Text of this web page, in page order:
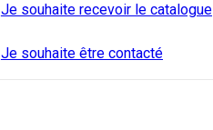
Je souhaite recevoir le catalogue
Je souhaite être contacté